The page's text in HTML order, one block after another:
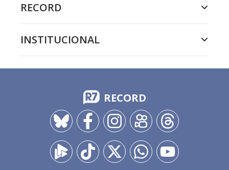
RECORD
INSTITUCIONAL
RECORD